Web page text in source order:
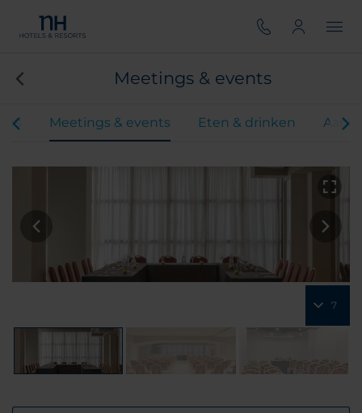
Meetings & events
Meetings & events Eten & drinken
7